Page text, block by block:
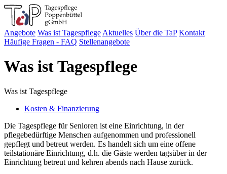
Angebote Was ist Tagespflege Aktuelles Über die TaP Kontakt
Häufige Fragen - FAQ Stellenangebote
Was ist Tagespflege
Was ist Tagespflege
Kosten & Finanzierung
Die Tagespflege für Senioren ist eine Einrichtung, in der
pflegebedürftige Menschen aufgenommen und professionell
gepflegt und betreut werden. Es handelt sich um eine offene
teilstationäre Einrichtung, d.h. die Gäste werden tagsüber in der
Einrichtung betreut und kehren abends nach Hause zurück.